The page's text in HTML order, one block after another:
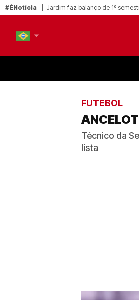
#ÉNotícia Jardim faz balanço de 1º
FUTEBOL
Técnico da
lista